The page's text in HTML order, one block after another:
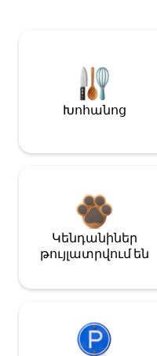
Խոհանոց
Կենդանիներ
թույլատրվում են